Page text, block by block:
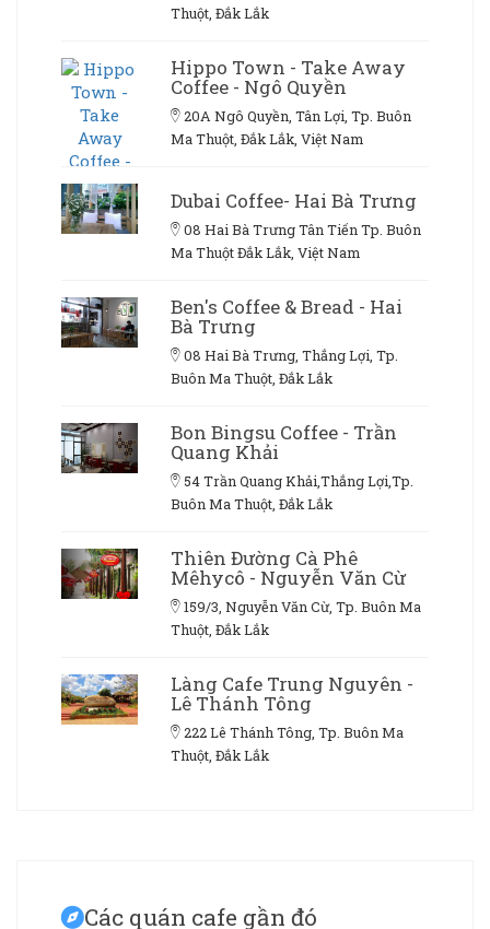
Thuột, Đắk Lắk
Hippo Town - Take Away
Coffee - Ngô Quyền
20A Ngô Quyền, Tân Lợi, Tp. Buôn
Ma Thuột, Đắk Lắk, Việt Nam
Dubai Coffee- Hai Bà Trưng
08 Hai Bà Trưng Tân Tiến Tp. Buôn
Ma Thuột Đắk Lắk, Việt Nam
Ben's Coffee & Bread - Hai
Bà Trưng
08 Hai Bà Trưng, Thắng Lợi, Tp.
Buôn Ma Thuột, Đắk Lắk
Bon Bingsu Coffee - Trần
Quang Khải
54 Trần Quang Khải,Thắng Lợi,Tp.
Buôn Ma Thuột, Đắk Lắk
Thiên Đường Cà Phê
Mêhycô - Nguyễn Văn Cừ
159/3, Nguyễn Văn Cừ, Tp. Buôn Ma
Thuột, Đắk Lắk
Làng Cafe Trung Nguyên -
Lê Thánh Tông
222 Lê Thánh Tông, Tp. Buôn Ma
Thuột, Đắk Lắk
Các quán cafe gần đó